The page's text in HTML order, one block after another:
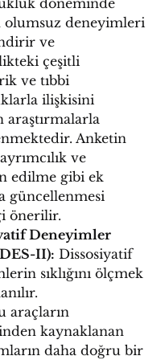
döneminde
olumsuz deneyimleri
ve
çeşitli
ve tıbbi
ilişkisini
araştırmalarla
Anketin
ve
edilme gibi ek
güncellenmesi
önerilir.
Deneyimler
II): Dissosiyatif
sıklığını ölçmek
araçların
kaynaklanan
daha doğru bir